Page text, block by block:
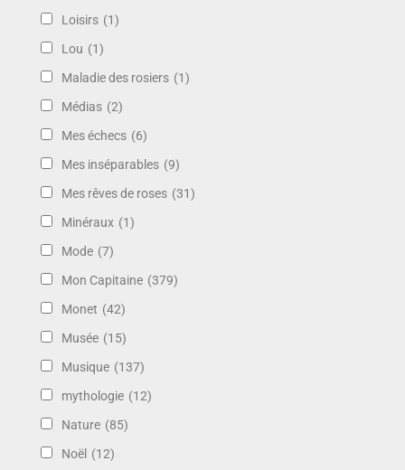
Loisirs (1)
Lou (1)
Maladie des rosiers (1)
Médias (2)
Mes échecs (6)
Mes inséparables (9)
Mes rêves de roses (31)
Minéraux (1)
Mode (7)
Mon Capitaine (379)
Monet (42)
Musée (15)
Musique (137)
mythologie (12)
Nature (85)
Noël (12)